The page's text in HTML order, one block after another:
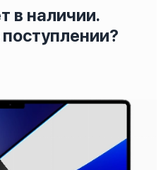
в наличии.